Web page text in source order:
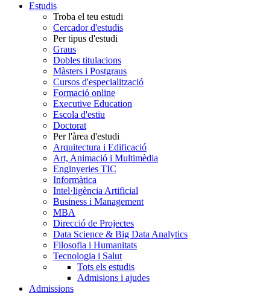
Estudis
Troba el teu estudi
Cercador d'estudis
Per tipus d'estudi
Graus
Dobles titulacions
Màsters i Postgraus
Cursos d'especialització
Formació online
Executive Education
Escola d'estiu
Doctorat
Per l'àrea d'estudi
Arquitectura i Edificació
Art, Animació i Multimèdia
Enginyeries TIC
Informàtica
Intel·ligència Artificial
Business i Management
MBA
Direcció de Projectes
Data Science & Big Data Analytics
Filosofia i Humanitats
Tecnologia i Salut
Tots els estudis
Admisions i ajudes
Admissions